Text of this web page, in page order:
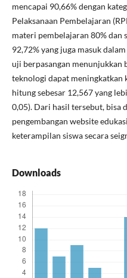
mencapai 90,66% dengan
Pelaksanaan Pembelajaran
materi pembelajaran 80% dan
92,72% yang juga masuk
uji berpasangan menunjukkan
teknologi dapat meningkatkan
hitung sebesar 12,567 yang
0,05). Dari hasil tersebut, bisa
pengembangan website
keterampilan siswa secara
Downloads